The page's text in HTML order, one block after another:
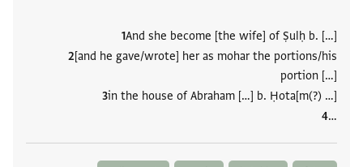
And she become [the wife] of Ṣulḥ b. […]
[and he gave/wrote] her as mohar the portions/his
portion […]
in the house of Abraham […] b. Ḥota[m(?) …]
‮…